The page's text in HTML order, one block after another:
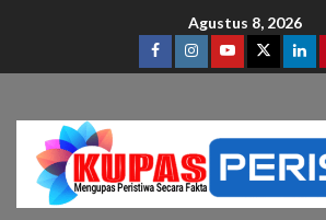
Agustus 8, 2026